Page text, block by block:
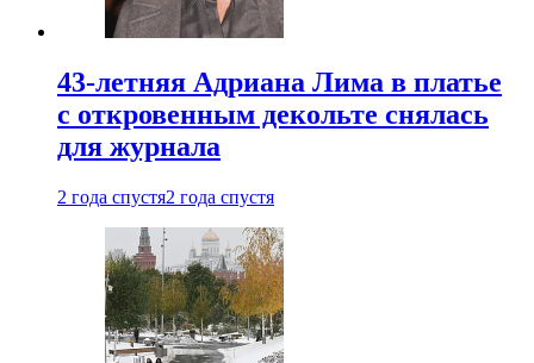
43-летняя Адриана Лима в платье
с откровенным декольте снялась
для журнала
2 года спустя2 года спустя